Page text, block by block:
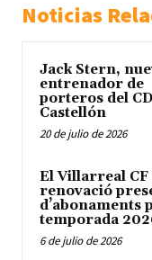
Noticias
Jack Stern,
entrenador de
porteros del CD
Castellón
20 de julio de 2026
El Villarreal
renovació
d’abonaments
temporada
6 de julio de 2026